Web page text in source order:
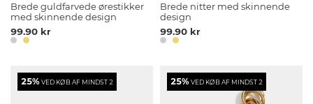
Brede guldfarvede ørestikker
med skinnende design
99.90 kr
Brede nitter med skinnende
design
99.90 kr
25%VED KØB AF MINDST 2 25%VED KØB AF MINDST 2